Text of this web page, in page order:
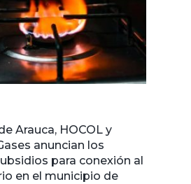
Arauca, HOCOL y
anuncian los
para conexión al
en el municipio de